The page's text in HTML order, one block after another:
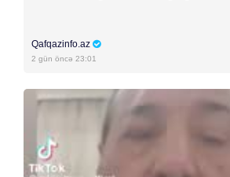
Qafqazinfo.az
2 gün öncə 23:01